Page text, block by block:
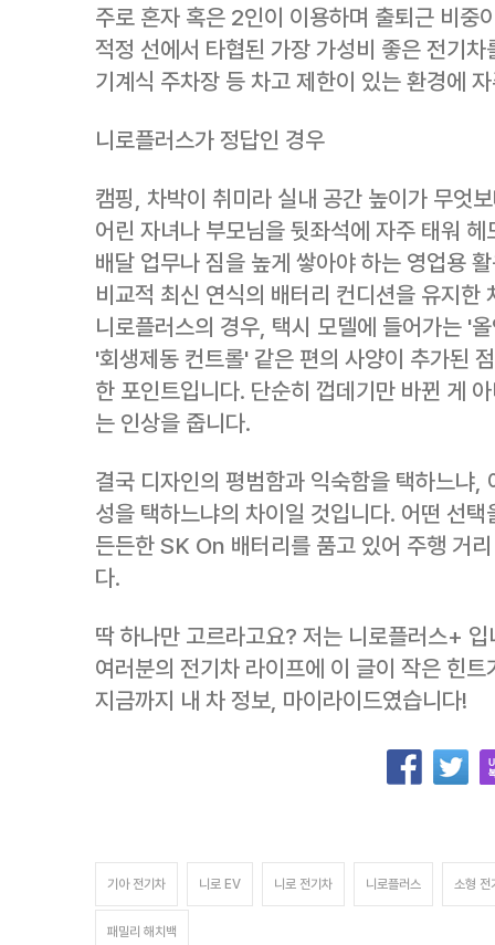
주로 혼자 혹은 2인이 이용하며 출퇴근 비중
적정 선에서 타협된 가장 가성비 좋은 전기차
기계식 주차장 등 차고 제한이 있는 환경에
니로플러스가 정답인 경우
캠핑, 차박이 취미라 실내 공간 높이가 무엇
어린 자녀나 부모님을 뒷좌석에 자주 태워
배달 업무나 짐을 높게 쌓아야 하는 영업용
비교적 최신 연식의 배터리 컨디션을 유지한
니로플러스의 경우, 택시 모델에 들어가는 '
'회생제동 컨트롤' 같은 편의 사양이 추가된
한 포인트입니다. 단순히 껍데기만 바뀐 게
는 인상을 줍니다.
결국 디자인의 평범함과 익숙함을 택하느냐,
성을 택하느냐의 차이일 것입니다. 어떤 선
든든한 SK On 배터리를 품고 있어 주행 거
다.
딱 하나만 고르라고요? 저는 니로플러스+ 입
여러분의 전기차 라이프에 이 글이 작은 힌
지금까지 내 차 정보, 마이라이드였습니다!
기아 전기차 니로 EV 니로 전기차 니로플러스 소형 전
패밀리 해치백